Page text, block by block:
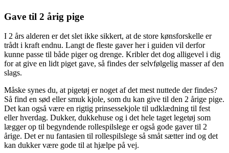
Gave til 2 årig pige
I 2 års alderen er det slet ikke sikkert, at de store kønsforskelle er
trådt i kraft endnu. Langt de fleste gaver her i guiden vil derfor
kunne passe til både piger og drenge. Kribler det dog alligevel i dig
for at give en lidt piget gave, så findes der selvfølgelig masser af den
slags.
Måske synes du, at pigetøj er noget af det mest nuttede der findes?
Så find en sød eller smuk kjole, som du kan give til den 2 årige pige.
Det kan også være en rigtig prinsessekjole til udklædning til fest
eller hverdag. Dukker, dukkehuse og i det hele taget legetøj som
lægger op til begyndende rollespilslege er også gode gaver til 2
årige. Det er nu fantasien til rollespilslege så småt sætter ind og det
kan dukker være gode til at hjælpe på vej.